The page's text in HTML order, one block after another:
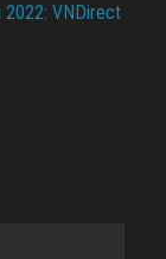
2022: VNDirect